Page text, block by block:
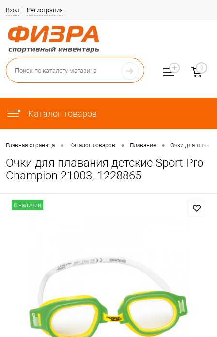
Вход Регистрация
Каталог товаров
0
Главная страница • Каталог товаров • Плавание • Очки для
Очки для плавания детские Sport Pro
Champion 21003, 1228865
В наличии